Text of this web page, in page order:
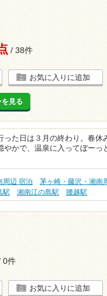
/ 38件
お気に入りに追加
見る
た日は３月の終わり。春休
かで、温泉に入ってぼーっ
周辺 宿泊
茅ヶ崎・藤沢・湘南
駅 湘南江の島駅 腰越駅
0件
お気に入りに追加